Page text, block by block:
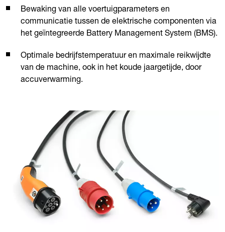
Bewaking van alle voertuigparameters en
communicatie tussen de elektrische componenten via
het geïntegreerde Battery Management System (BMS).
Optimale bedrijfstemperatuur en maximale reikwijdte
van de machine, ook in het koude jaargetijde, door
accuverwarming.